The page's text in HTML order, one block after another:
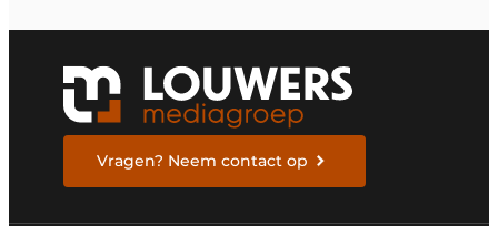
Vragen? Neem contact op